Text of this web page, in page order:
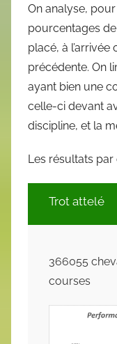
On analyse,
pourcentages
placé, à
précédente. On
ayant bien une
celle-ci devant
discipline, et la
Les résultats par
Trot attelé
366055
courses